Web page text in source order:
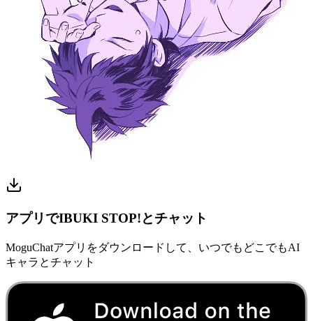
アプリでIBUKI STOP!とチャット
MoguChatアプリをダウンロードして、いつでもどこでもAI
キャラとチャット